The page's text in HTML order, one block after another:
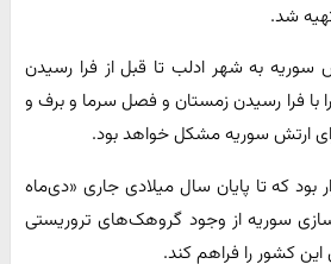
شد.
سوریه به شهر ادلب تا قبل از فرا رسیدن
با فرا رسیدن زمستان و فصل سرما و برف و
ارتش سوریه مشکل خواهد بود.
که تا پایان سال میلادی جاری ‌«دی‌ماه
سوریه از وجود گروهک‌های تروریستی
این کشور را فراهم کند.